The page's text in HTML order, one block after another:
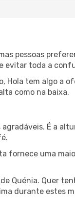
pessoas
evitar toda a
Hola tem algo a
como na baixa.
É a
fornece uma
Quénia. Quer
durante estes